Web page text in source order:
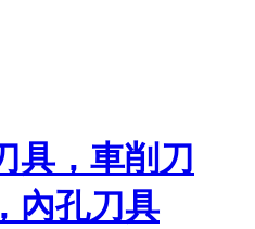
具，車削刀
內孔刀具